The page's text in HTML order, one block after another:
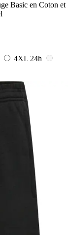
Basic en Coton et
4XL 24h